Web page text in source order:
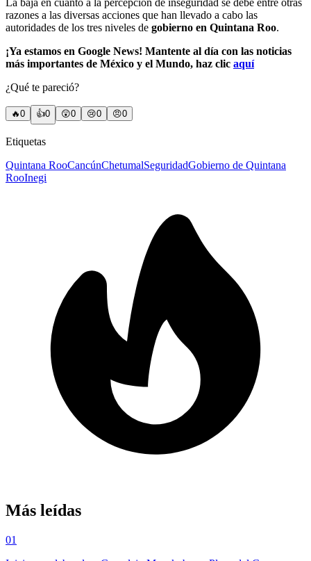
La baja en cuanto a la percepción de inseguridad se debe entre otras
razones a las diversas acciones que han llevado a cabo las
autoridades de los tres niveles de gobierno en Quintana Roo.
¡Ya estamos en Google News! Mantente al día con las noticias
más importantes de México y el Mundo, haz clic aquí
¿Qué te pareció?
🔥0 👍0 😲0 😢0 😠0
Etiquetas
Quintana RooCancúnChetumalSeguridadGobierno de Quintana
RooInegi
Más leídas
01